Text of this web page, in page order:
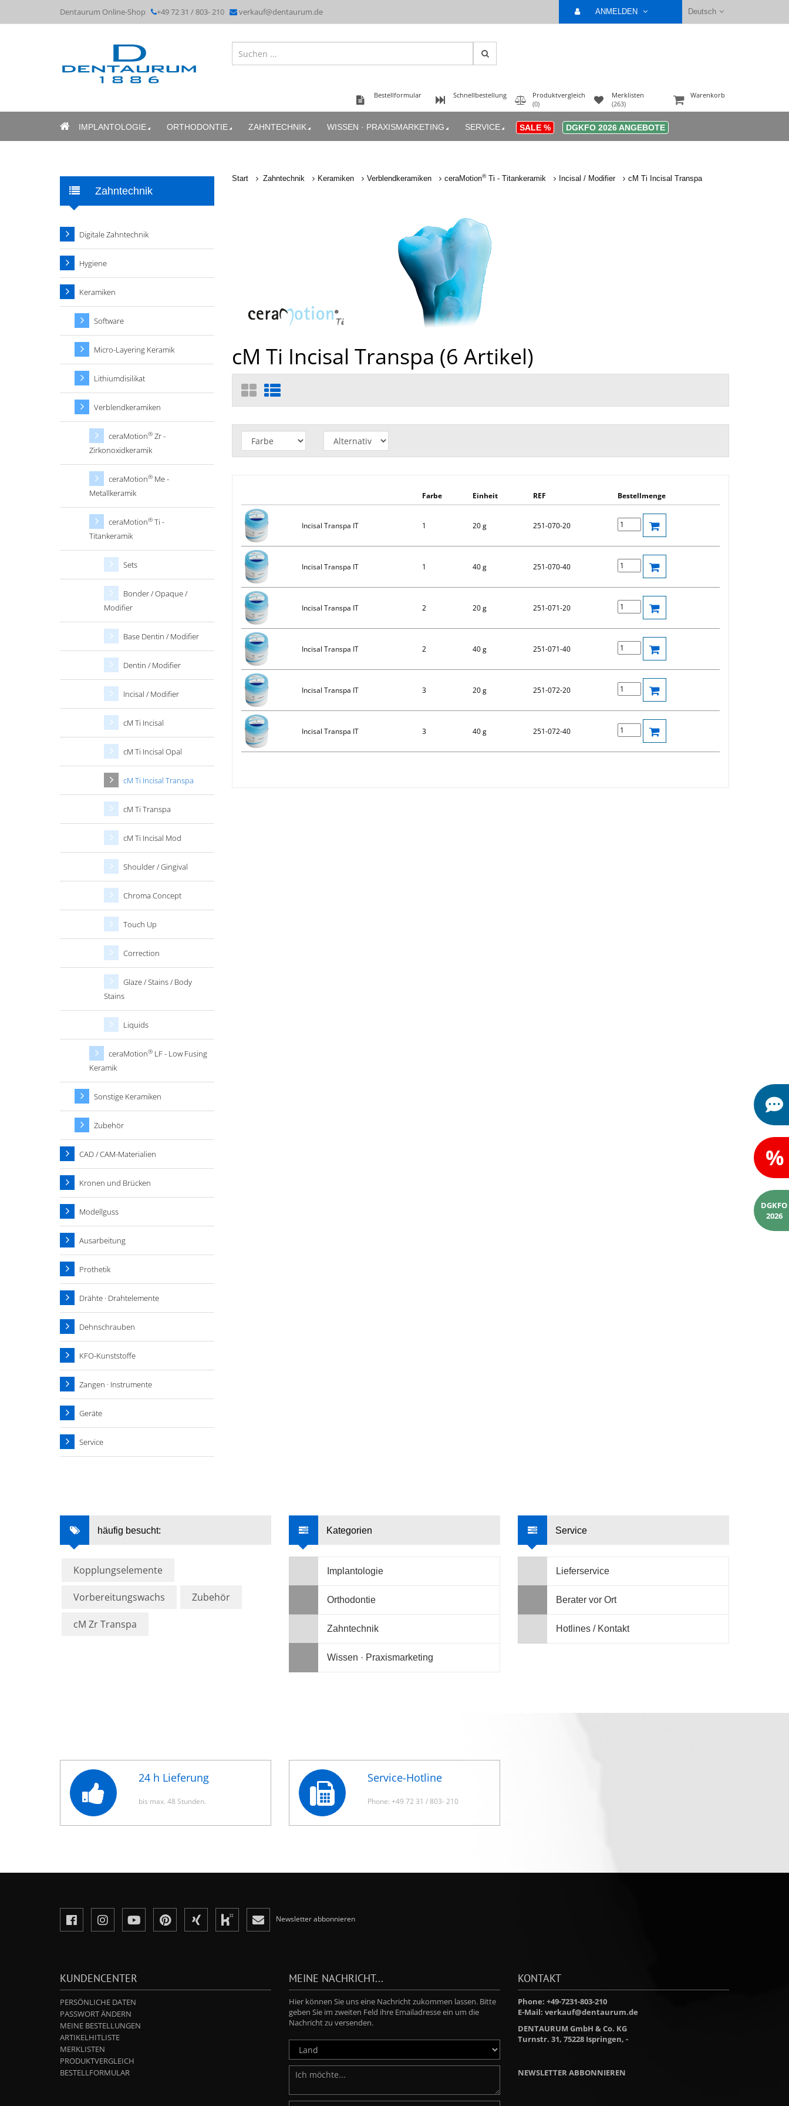
Dentaurum Online-Shop +49 72 31 / 803- 210 verkauf@dentaurum.de Deutsch
ANMELDEN
Warenkorb
Merklisten
(263)
Produktvergleich
(0)
Schnellbestellung
Bestellformular
IMPLANTOLOGIE ORTHODONTIE ZAHNTECHNIK WISSEN · PRAXISMARKETING SERVICE SALE % DGKFO 2026 ANGEBOTE
Start Zahntechnik Keramiken Verblendkeramiken ceraMotion®Ti - Titankeramik Incisal / Modifier cM Ti Incisal Transpa
cM Ti Incisal Transpa (6 Artikel)
Farbe Einheit REF Bestellmenge
Incisal Transpa IT 1 20 g 251-070-20
Incisal Transpa IT 1 40 g 251-070-40
Incisal Transpa IT 2 20 g 251-071-20
Incisal Transpa IT 2 40 g 251-071-40
Incisal Transpa IT 3 20 g 251-072-20
Incisal Transpa IT 3 40 g 251-072-40
Zahntechnik
Digitale Zahntechnik
Hygiene
Keramiken
Software
Micro-Layering Keramik
Lithiumdisilikat
Verblendkeramiken
ceraMotion® Zr -
Zirkonoxidkeramik
ceraMotion® Me -
Metallkeramik
ceraMotion® Ti -
Titankeramik
Sets
Bonder / Opaque /
Modifier
Base Dentin / Modifier
Dentin / Modifier
Incisal / Modifier
cM Ti Incisal
cM Ti Incisal Opal
cM Ti Incisal Transpa
cM Ti Transpa
cM Ti Incisal Mod
Shoulder / Gingival
Chroma Concept
Touch Up
Correction
Glaze / Stains / Body
Stains
Liquids
ceraMotion® LF - Low Fusing
Keramik
Sonstige Keramiken
Zubehör
CAD / CAM-Materialien
Kronen und Brücken
Modellguss
Ausarbeitung
Prothetik
Drähte · Drahtelemente
Dehnschrauben
KFO-Kunststoffe
Zangen · Instrumente
Geräte
Service
häufig besucht:
Kopplungselemente
Vorbereitungswachs Zubehör
cM Zr Transpa
Kategorien
Implantologie
Orthodontie
Zahntechnik
Wissen · Praxismarketing
Service
Lieferservice
Berater vor Ort
Hotlines / Kontakt
24 h Lieferung
bis max. 48 Stunden.
Service-Hotline
Phone: +49 72 31 / 803- 210
Newsletter abbonnieren
KUNDENCENTER
PERSÖNLICHE DATEN
PASSWORT ÄNDERN
MEINE BESTELLUNGEN
ARTIKELHITLISTE
MERKLISTEN
PRODUKTVERGLEICH
BESTELLFORMULAR
MEINE NACHRICHT...
Hier können Sie uns eine Nachricht zukommen lassen. Bitte
geben Sie im zweiten Feld ihre Emailadresse ein um die
Nachricht zu versenden.
KONTAKT
Phone: +49-7231-803-210
E-Mail: verkauf@dentaurum.de
DENTAURUM GmbH & Co. KG
Turnstr. 31, 75228 Ispringen, -
NEWSLETTER ABBONNIEREN
%
DGKFO
2026